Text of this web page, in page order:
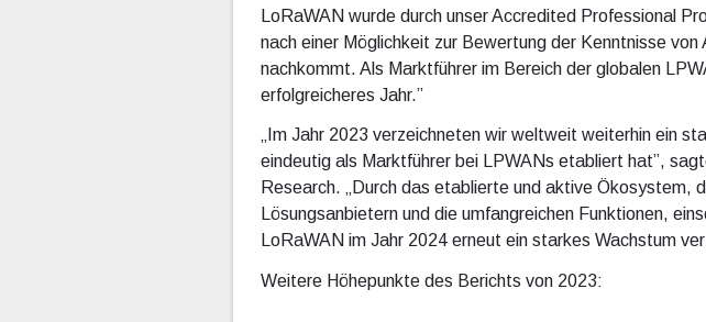
LoRaWAN wurde durch unser Accredited Professional
nach einer Möglichkeit zur Bewertung der Kenntnisse
nachkommt. Als Marktführer im Bereich der globalen
erfolgreicheres Jahr.”
„Im Jahr 2023 verzeichneten wir weltweit weiterhin ein
eindeutig als Marktführer bei LPWANs etabliert hat”,
Research. „Durch das etablierte und aktive Ökosystem,
Lösungsanbietern und die umfangreichen Funktionen,
LoRaWAN im Jahr 2024 erneut ein starkes Wachstum
Weitere Höhepunkte des Berichts von 2023: